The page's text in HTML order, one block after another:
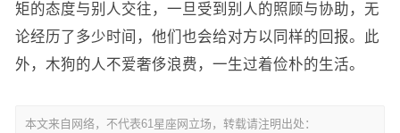
矩的态度与别人交往，一旦受到别人的照顾与协助，无
论经历了多少时间，他们也会给对方以同样的回报。此
外，木狗的人不爱奢侈浪费，一生过着俭朴的生活。
本文来自网络，不代表61星座网立场，转载请注明出处：